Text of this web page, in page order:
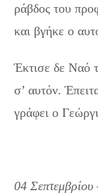
ράβδος του
και βγήκε ο
Έκτισε δε Ναό
σ’ αυτόν.
γράφει ο
04